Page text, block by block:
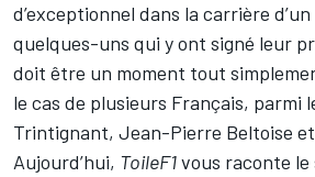
d’exceptionnel dans la carrière
quelques-uns qui y ont signé leur
doit être un moment tout
le cas de plusieurs Français, parmi
Trintignant, Jean-Pierre Beltoise
Aujourd’hui, ToileF1vous raconte le